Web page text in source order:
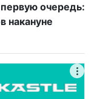
очередь:
накануне